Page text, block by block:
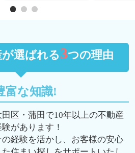
選ばれる3つの理由
富な知識!
田区・蒲田で10年以上の不動産
験があります！
の経験を活かし、お客様の安心